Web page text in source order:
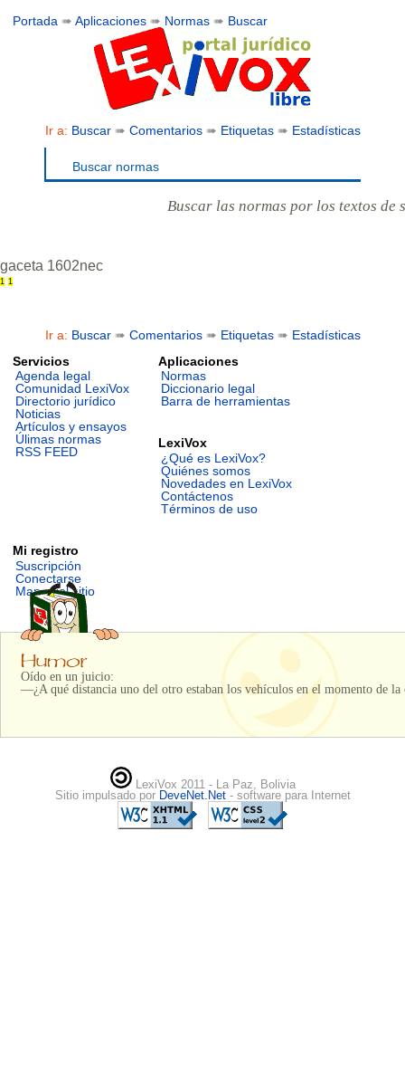
Portada ➠Aplicaciones ➠ Normas ➠ Buscar
Ir a: Buscar➠ Comentarios➠ Etiquetas➠ Estadísticas
Buscar normas
Buscar las normas por los textos de
gaceta 1602nec
1 1
Ir a: Buscar➠ Comentarios➠ Etiquetas➠ Estadísticas
Servicios
Agenda legal
Comunidad LexiVox
Directorio jurídico
Noticias
Artículos y ensayos
Úlimas normas
RSS FEED
Aplicaciones
Normas
Diccionario legal
Barra de herramientas
LexiVox
¿Qué es LexiVox?
Quiénes somos
Novedades en LexiVox
Contáctenos
Términos de uso
Mi registro
Suscripción
Conectarse
Mapa del sitio
Oído en un juicio:
—¿A qué distancia uno del otro estaban los vehículos en el momento de la
LexiVox 2011 - La Paz, Bolivia
Sitio impulsado por DeveNet.Net - software para Internet